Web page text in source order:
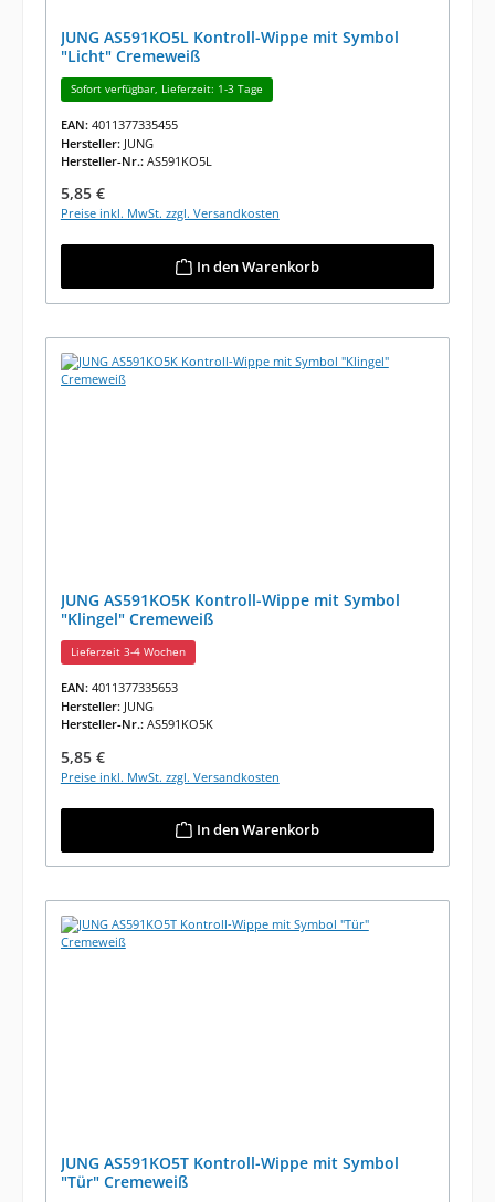
JUNG AS591KO5L Kontroll-Wippe mit Symbol
"Licht" Cremeweiß
Sofort verfügbar, Lieferzeit: 1-3 Tage
EAN: 4011377335455
Hersteller: JUNG
Hersteller-Nr.: AS591KO5L
Regulärer Preis:
5,85 €
Preise inkl. MwSt. zzgl. Versandkosten
In den Warenkorb
JUNG AS591KO5K Kontroll-Wippe mit Symbol
"Klingel" Cremeweiß
Lieferzeit 3-4 Wochen
EAN: 4011377335653
Hersteller: JUNG
Hersteller-Nr.: AS591KO5K
Regulärer Preis:
5,85 €
Preise inkl. MwSt. zzgl. Versandkosten
In den Warenkorb
JUNG AS591KO5T Kontroll-Wippe mit Symbol
"Tür" Cremeweiß